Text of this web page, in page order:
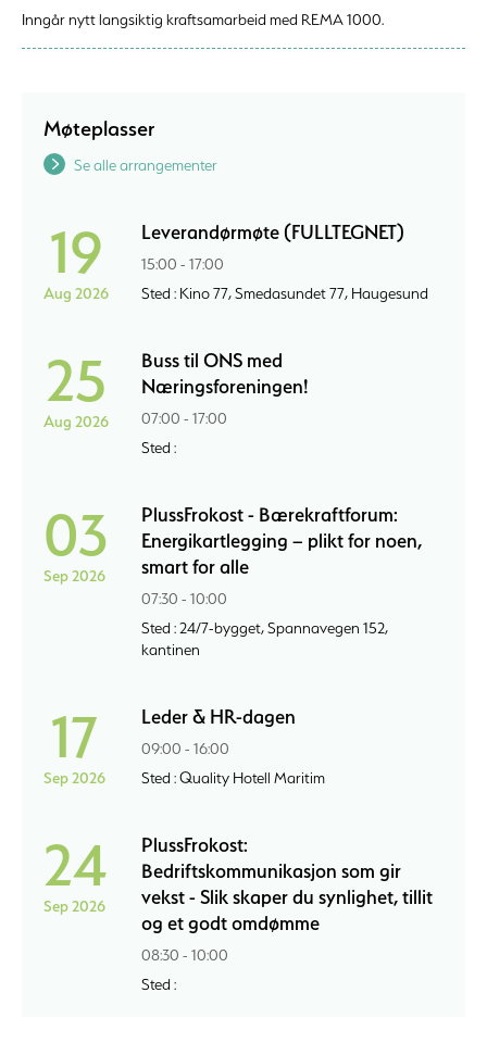
Inngår nytt langsiktig kraftsamarbeid med REMA 1000.
Møteplasser
Se alle arrangementer
19
Aug 2026
Leverandørmøte (FULLTEGNET)
15:00 - 17:00
Sted : Kino 77, Smedasundet 77, Haugesund
25
Aug 2026
Buss til ONS med
Næringsforeningen!
07:00 - 17:00
Sted :
03
Sep 2026
PlussFrokost - Bærekraftforum:
Energikartlegging – plikt for noen,
smart for alle
07:30 - 10:00
Sted : 24/7-bygget, Spannavegen 152,
kantinen
17
Sep 2026
Leder & HR-dagen
09:00 - 16:00
Sted : Quality Hotell Maritim
24
Sep 2026
PlussFrokost:
Bedriftskommunikasjon som gir
vekst - Slik skaper du synlighet, tillit
og et godt omdømme
08:30 - 10:00
Sted :